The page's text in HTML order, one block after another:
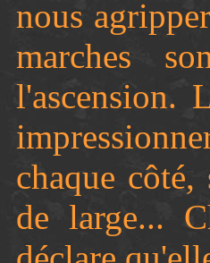
nous
marches
l'ascension.
chaque
de large...